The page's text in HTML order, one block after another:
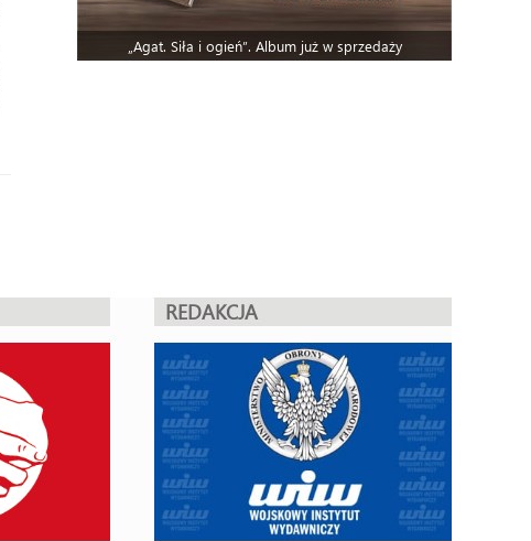
„Agat. Siła i ogień”. Album już w sprzedaży
REDAKCJA